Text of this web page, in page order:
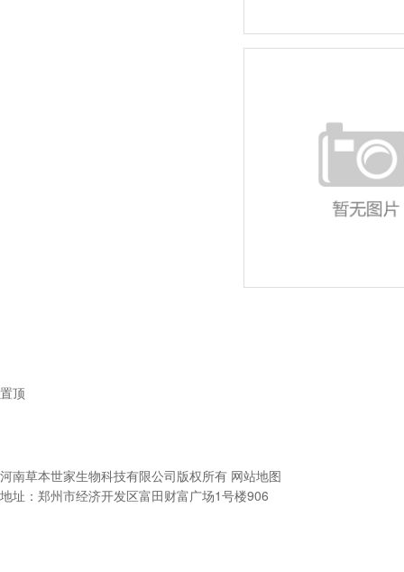
置顶
河南草本世家生物科技有限公司版权所有 网站地图
地址：郑州市经济开发区富田财富广场1号楼906